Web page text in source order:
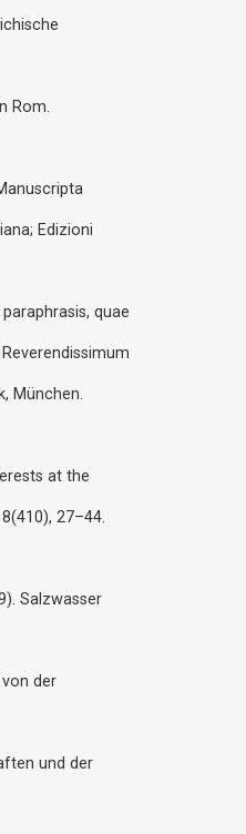
Rom.
Edizioni
quae
München.
at the
27–44.
Salzwasser
von der
und der